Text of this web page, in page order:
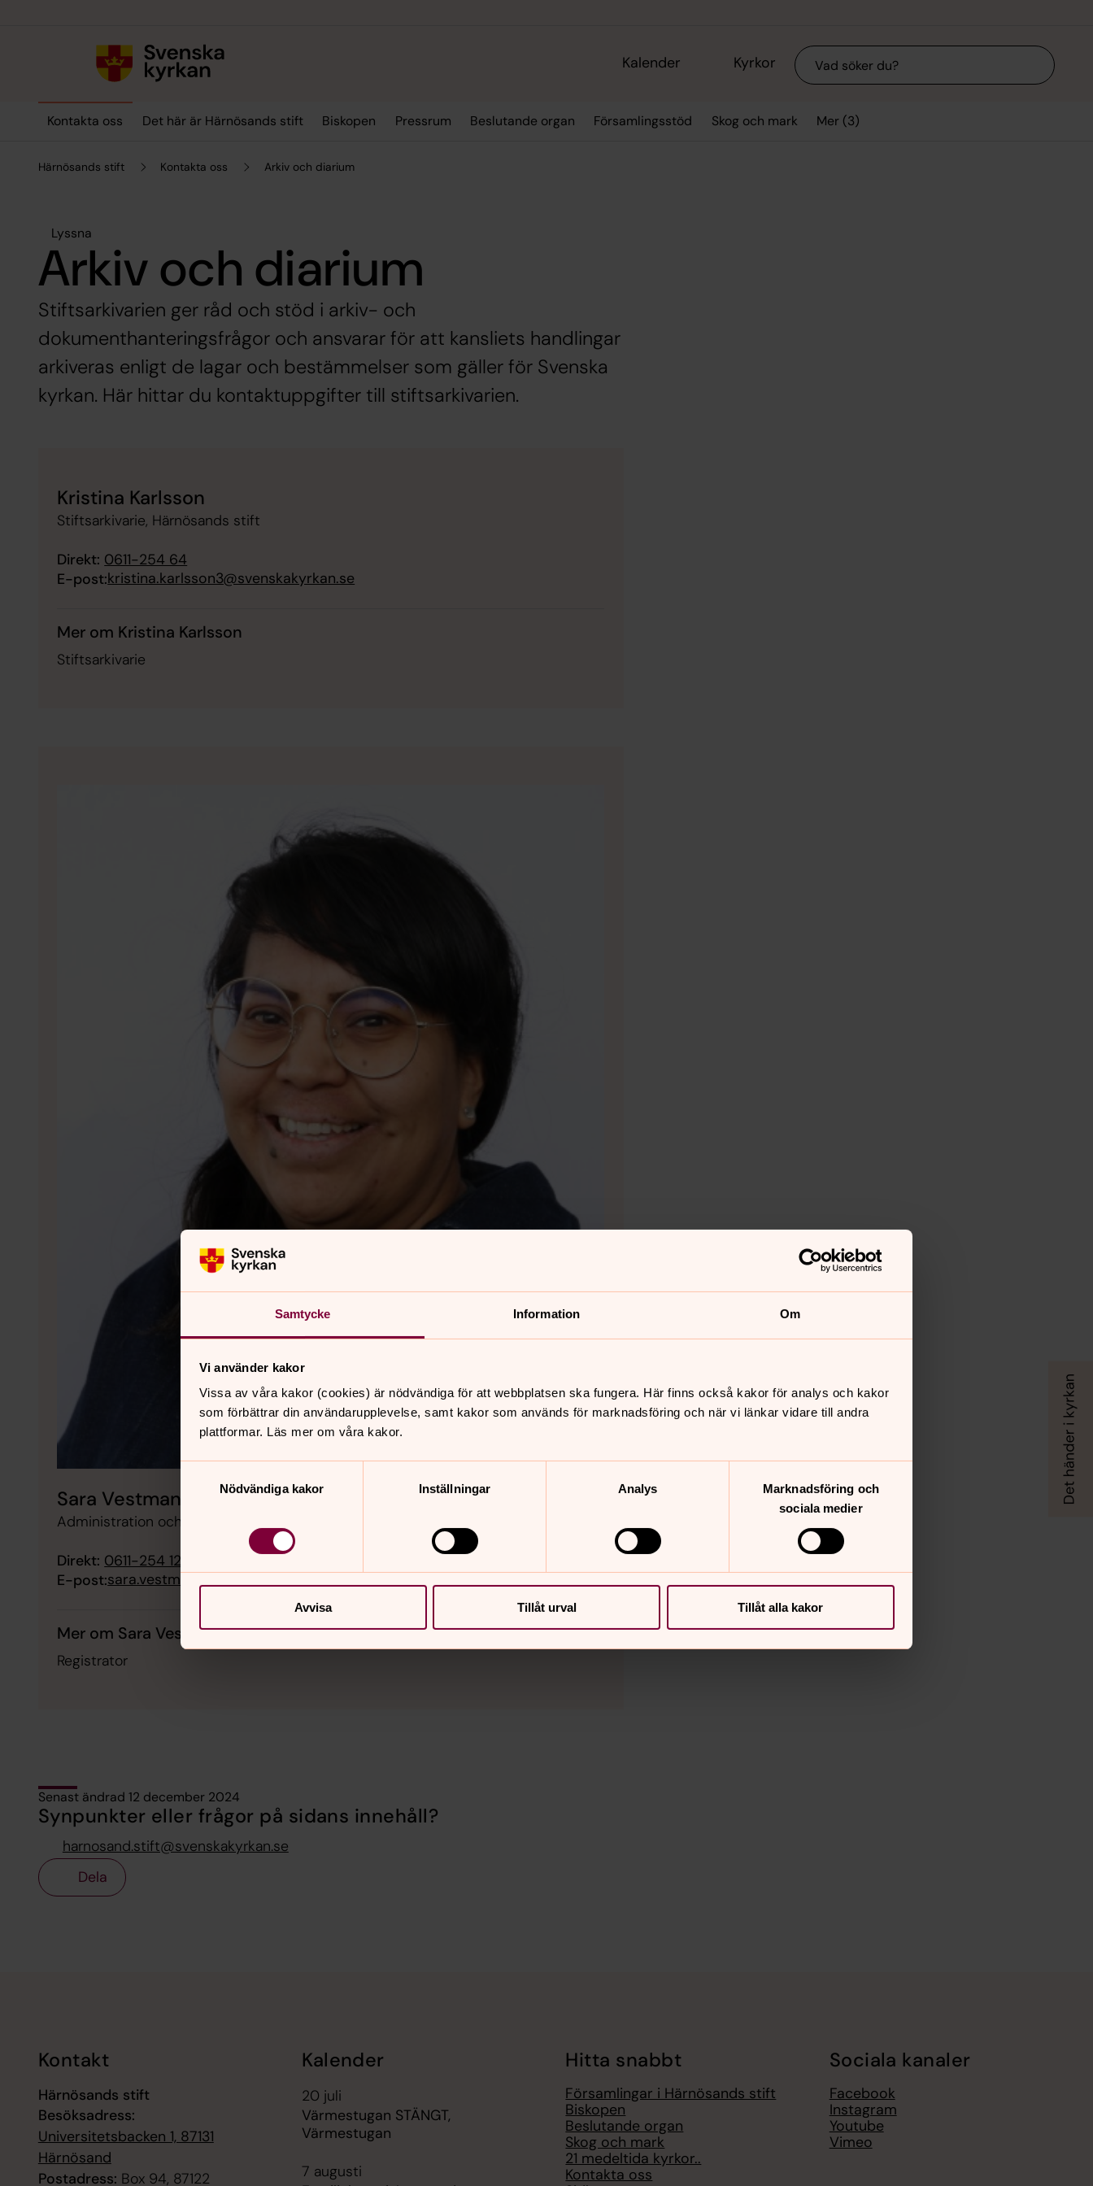
Samtycke Information Om
Vi använder kakor
Vissa av våra kakor (cookies) är nödvändiga för att webbplatsen ska fungera. Här finns också kakor för analys och kakor
som förbättrar din användarupplevelse, samt kakor som används för marknadsföring och när vi länkar vidare till andra
plattformar. Läs mer om våra kakor.
Samtyckesval
Nödvändiga kakor
Inställningar Analys
Marknadsföring och
sociala medier
Avvisa Tillåt urval Tillåt alla kakor
Kalender Kyrkor Sök
Kontakta oss Det här är Härnösands stift Biskopen Pressrum Beslutande organ Församlingsstöd Skog och mark Mer (3)
Härnösands stift Kontakta oss Arkiv och diarium
Lyssna
Arkiv och diarium
Stiftsarkivarien ger råd och stöd i arkiv- och
dokumenthanteringsfrågor och ansvarar för att kansliets handlingar
arkiveras enligt de lagar och bestämmelser som gäller för Svenska
kyrkan. Här hittar du kontaktuppgifter till stiftsarkivarien.
Kristina Karlsson
Stiftsarkivarie, Härnösands stift
Direkt: 0611-254 64
E-post:kristina.karlsson3@svenskakyrkan.se
Mer om Kristina Karlsson
Stiftsarkivarie
Sara Vestman
Administration och Service
Direkt: 0611-254 12
E-post:sara.vestman2@svenskakyrkan.se
Mer om Sara Vestman
Registrator
Senast ändrad 12 december 2024
Synpunkter eller frågor på sidans innehåll?
harnosand.stift@svenskakyrkan.se
Dela
Kontakt
Härnösands stift
Besöksadress:
Universitetsbacken 1, 87131
Härnösand
Postadress: Box 94, 87122
Kalender
20 juli
Värmestugan STÄNGT,
Värmestugan
7 augusti
Hitta snabbt
Församlingar i Härnösands stift
Biskopen
Beslutande organ
Skog och mark
21 medeltida kyrkor..
Kontakta oss
Sociala kanaler
Facebook
Instagram
Youtube
Vimeo